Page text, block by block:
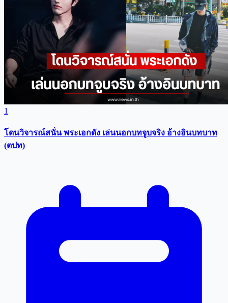
1
โดนวิจารณ์สนั่น พระเอกดัง เล่นนอกบทจูบจริง อ้างอินบทบาท
(ตปท)